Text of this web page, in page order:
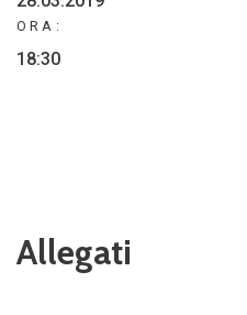
ORA:
18:30
Allegati